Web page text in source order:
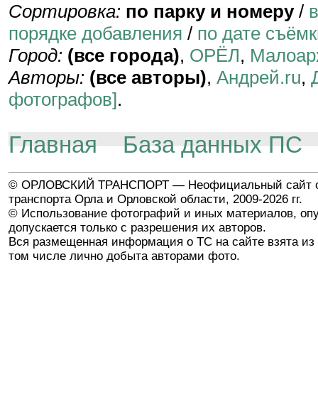
Сортировка: по парку и номеру/
порядке добавления / по дате
Город: (все города), ОРЁЛ,
Авторы: (все авторы), Андрей.ru,
фотографов].
Главная База данных ПС
© ОРЛОВСКИЙ ТРАНСПОРТ — Неофициальный сайт
транспорта Орла и Орловской области, 2009-2026 гг.
© Использование фотографий и иных материалов,
допускается только с разрешения их авторов.
Вся размещенная информация о ТС на сайте взята из
том числе лично добыта авторами фото.